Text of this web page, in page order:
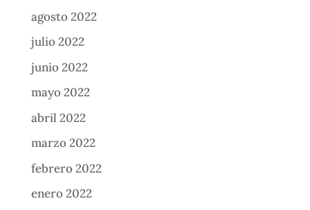
agosto 2022
julio 2022
junio 2022
mayo 2022
abril 2022
marzo 2022
febrero 2022
enero 2022